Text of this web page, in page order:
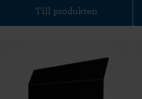
Till produkten